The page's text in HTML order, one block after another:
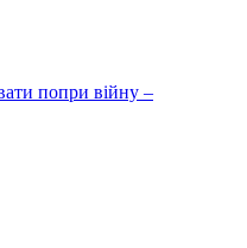
попри війну –